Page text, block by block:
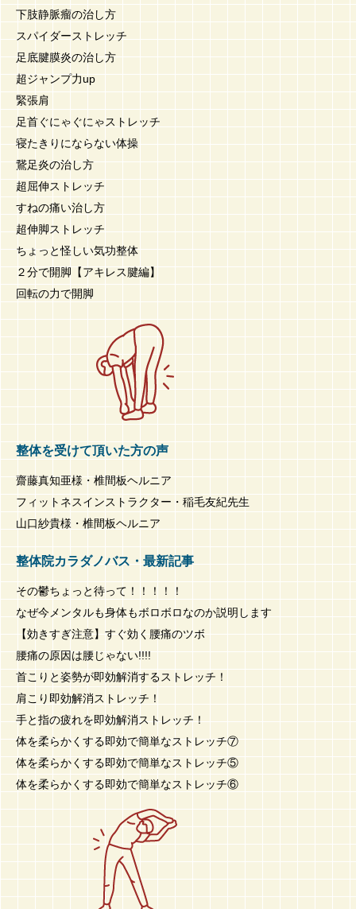
下肢静脈瘤の治し方
スパイダーストレッチ
足底腱膜炎の治し方
超ジャンプ力up
緊張肩
足首ぐにゃぐにゃストレッチ
寝たきりにならない体操
鵞足炎の治し方
超屈伸ストレッチ
すねの痛い治し方
超伸脚ストレッチ
ちょっと怪しい気功整体
２分で開脚【アキレス腱編】
回転の力で開脚
整体を受けて頂いた方の声
齋藤真知亜様・椎間板ヘルニア
フィットネスインストラクター・稲毛友紀先生
山口紗貴様・椎間板ヘルニア
整体院カラダノバス・最新記事
その鬱ちょっと待って！！！！！
なぜ今メンタルも身体もボロボロなのか説明します
【効きすぎ注意】すぐ効く腰痛のツボ
腰痛の原因は腰じゃない!!!!
首こりと姿勢が即効解消するストレッチ！
肩こり即効解消ストレッチ！
手と指の疲れを即効解消ストレッチ！
体を柔らかくする即効で簡単なストレッチ⑦
体を柔らかくする即効で簡単なストレッチ⑤
体を柔らかくする即効で簡単なストレッチ⑥